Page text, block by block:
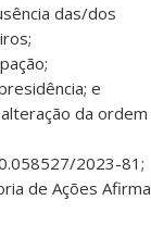
das/dos
e
da ordem
2023-81;
de Ações